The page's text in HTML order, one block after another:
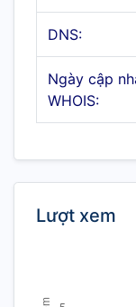
DNS:
Ngày cập
WHOIS:
Lượt xem